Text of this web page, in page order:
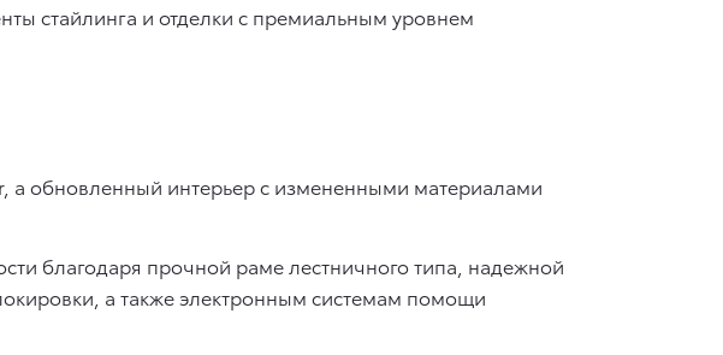
стайлинга и отделки с премиальным уровнем
а обновленный интерьер с измененными материалами
благодаря прочной раме лестничного типа, надежной
а также электронным системам помощи